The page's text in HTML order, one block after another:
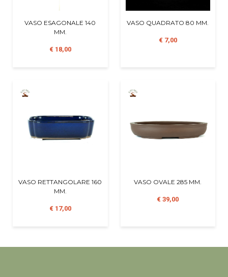
VASO ESAGONALE 140
MM.
€ 18,00
VASO QUADRATO 80 MM.
€ 7,00
VASO RETTANGOLARE 160
MM.
€ 17,00
VASO OVALE 285 MM.
€ 39,00